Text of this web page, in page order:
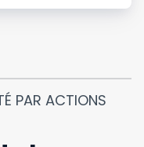
PAR ACTIONS